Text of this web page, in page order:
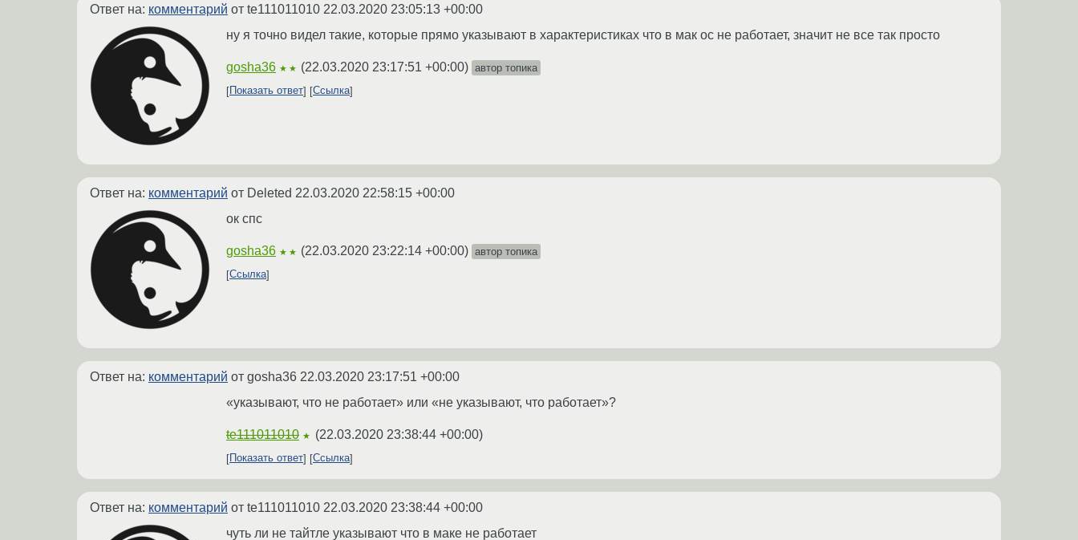
Ответ на: комментарий от te111011010 22.03.2020 23:05:13 +00:00
ну я точно видел такие, которые прямо указывают в характеристиках что в мак ос не работает, значит не все так просто
gosha36 ★★ (22.03.2020 23:17:51 +00:00) автор топика
Показать ответ
Ссылка
Ответ на: комментарий от Deleted 22.03.2020 22:58:15 +00:00
ок спс
gosha36 ★★ (22.03.2020 23:22:14 +00:00) автор топика
Ссылка
Ответ на: комментарий от gosha36 22.03.2020 23:17:51 +00:00
«указывают, что не работает» или «не указывают, что работает»?
te111011010 ★ (22.03.2020 23:38:44 +00:00)
Показать ответ Ссылка
Ответ на: комментарий от te111011010 22.03.2020 23:38:44 +00:00
чуть ли не тайтле указывают что в маке не работает